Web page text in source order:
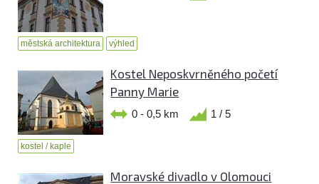
městská architektura výhled
Kostel Neposkvrněného početí
Panny Marie
0 - 0,5 km 1 / 5
kostel / kaple
Moravské divadlo v Olomouci